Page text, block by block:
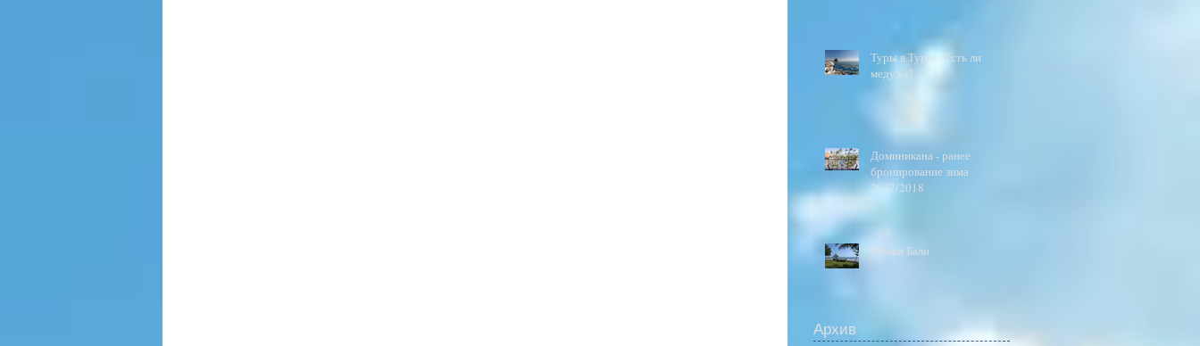
Туры в Тунис. Есть ли
медузы?
Доминикана - ранее
бронирование зима
2017/2018
Пляжи Бали
Архив